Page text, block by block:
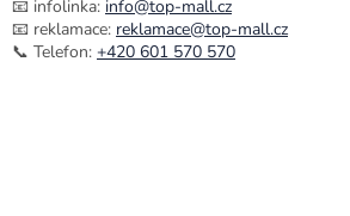
📧 infolinka: info@top-mall.cz
📧 reklamace: reklamace@top-mall.cz
📞 Telefon: +420 601 570 570